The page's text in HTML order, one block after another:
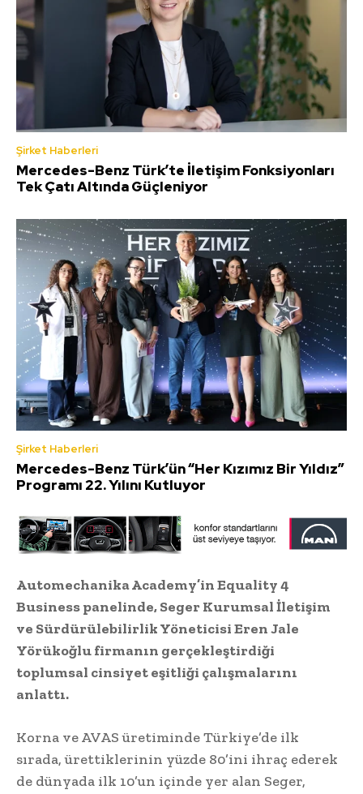
Şirket Haberleri
Mercedes-Benz Türk’te İletişim Fonksiyonları
Tek Çatı Altında Güçleniyor
Şirket Haberleri
Mercedes-Benz Türk’ün “Her Kızımız Bir Yıldız”
Programı 22. Yılını Kutluyor
Automechanika Academy’in Equality 4
Business panelinde, Seger Kurumsal İletişim
ve Sürdürülebilirlik Yöneticisi Eren Jale
Yörükoğlu firmanın gerçekleştirdiği
toplumsal cinsiyet eşitliği çalışmalarını
anlattı.
Korna ve AVAS üretiminde Türkiye’de ilk
sırada, ürettiklerinin yüzde 80’ini ihraç ederek
de dünyada ilk 10’un içinde yer alan Seger,